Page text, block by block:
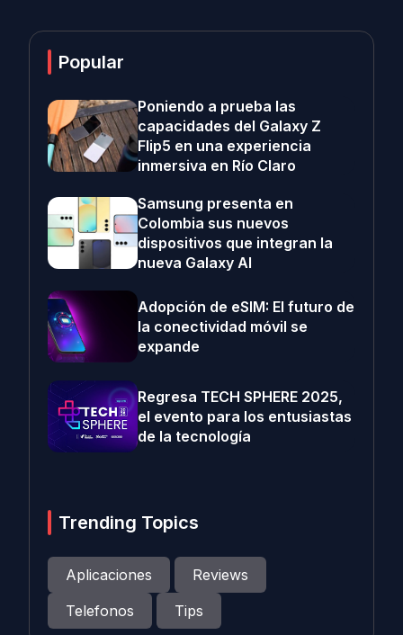
Popular
Poniendo a prueba las
capacidades del Galaxy Z
Flip5 en una experiencia
inmersiva en Río Claro
Samsung presenta en
Colombia sus nuevos
dispositivos que integran la
nueva Galaxy AI
Adopción de eSIM: El futuro de
la conectividad móvil se
expande
Regresa TECH SPHERE 2025,
el evento para los entusiastas
de la tecnología
Trending Topics
Aplicaciones
Reviews
Telefonos
Tips